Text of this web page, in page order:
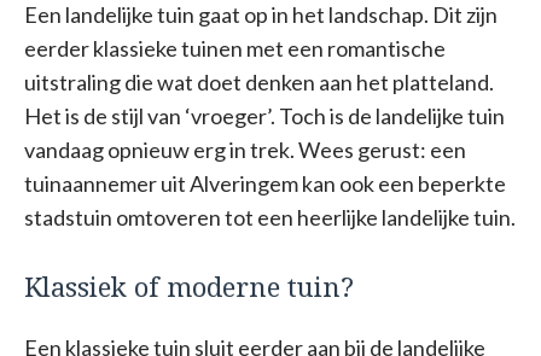
Een landelijke tuin gaat op in het landschap. Dit zijn
eerder klassieke tuinen met een romantische
uitstraling die wat doet denken aan het platteland.
Het is de stijl van ‘vroeger’. Toch is de landelijke tuin
vandaag opnieuw erg in trek. Wees gerust: een
tuinaannemer uit Alveringem kan ook een beperkte
stadstuin omtoveren tot een heerlijke landelijke tuin.
Klassiek of moderne tuin?
Een klassieke tuin sluit eerder aan bij de landelijke